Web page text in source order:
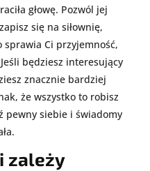
głowę. Pozwól jej
się na siłownię,
Ci przyjemność,
będziesz interesujący
znacznie bardziej
że wszystko to robisz
pewny siebie i świadomy
zależy